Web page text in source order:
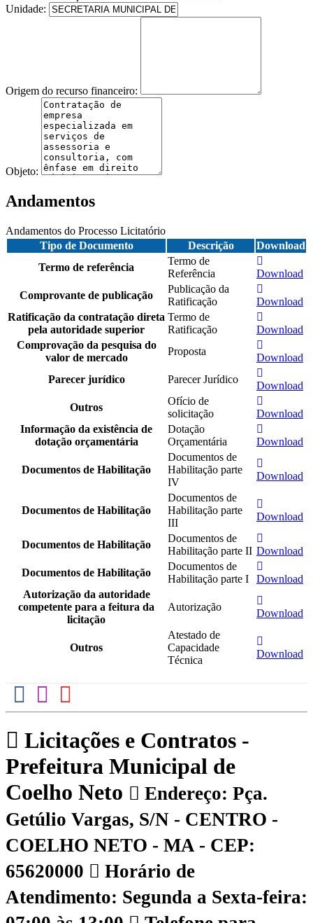
Unidade:
Origem do recurso financeiro:
Objeto:
Andamentos
Andamentos do Processo Licitatório
Tipo de Documento
Descrição
Download
Termo de referência
Termo de
Referência
Download
Comprovante de publicação
Publicação da
Ratificação
Download
Ratificação da contratação direta
pela autoridade superior
Termo de
Ratificação
Download
Comprovação da pesquisa do
valor de mercado
Proposta
Download
Parecer jurídico
Parecer Jurídico
Download
Outros
Ofício de
solicitação
Download
Informação da existência de
dotação orçamentária
Dotação
Orçamentária
Download
Documentos de Habilitação
Documentos de
Habilitação parte
IV
Download
Documentos de Habilitação
Documentos de
Habilitação parte
III
Download
Documentos de Habilitação
Documentos de
Habilitação parte II Download
Documentos de Habilitação
Documentos de
Habilitação parte I
Download
Autorização da autoridade
competente para a feitura da
licitação
Autorização
Download
Outros
Atestado de
Capacidade
Técnica
Download
Licitações e Contratos -
Prefeitura Municipal de
Coelho Neto
Endereço: Pça.
Getúlio Vargas, S/N - CENTRO -
COELHO NETO - MA - CEP:
65620000
Horário de
Atendimento: Segunda a Sexta-feira: